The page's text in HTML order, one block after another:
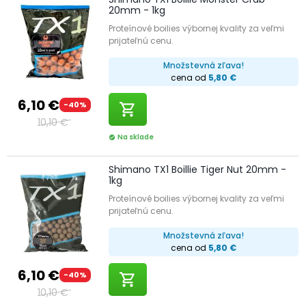
6,10 € -40%
10,10 €
20mm - 1kg
Proteínové boilies výbornej kvality za veľmi
prijateľnú cenu.
Množstevná zľava!
cena od 5,80 €
shopping_cart
check_circle Na sklade
6,10 € -40%
10,10 €
Shimano TX1 Boillie Tiger Nut 20mm -
1kg
Proteínové boilies výbornej kvality za veľmi
prijateľnú cenu.
Množstevná zľava!
cena od 5,80 €
shopping_cart